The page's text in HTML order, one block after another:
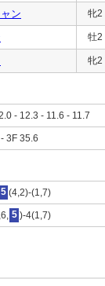
ン 牝2
牡2
牝2
- 12.3 - 11.6 - 11.7
3F 35.6
5 (4,2)-(1,7)
5 )-4(1,7)